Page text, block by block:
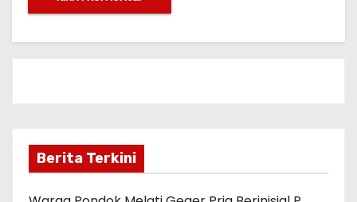
Berita Terkini